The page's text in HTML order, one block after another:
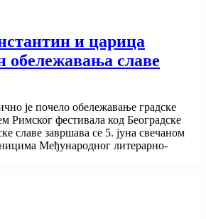
и царица
обележавања славе
је почело обележавање градске
Римског фестивала код Београдске
славе завршава се 5. јуна свечаном
Међународног литерарно-